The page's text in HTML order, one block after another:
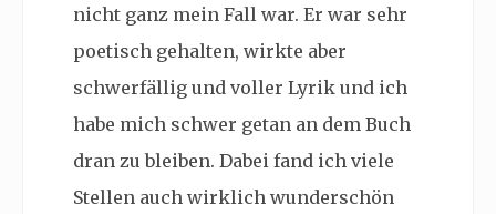
nicht ganz mein Fall war. Er war sehr
poetisch gehalten, wirkte aber
schwerfällig und voller Lyrik und ich
habe mich schwer getan an dem Buch
dran zu bleiben. Dabei fand ich viele
Stellen auch wirklich wunderschön